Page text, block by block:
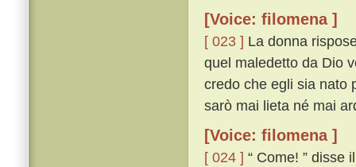
[Voice: filomena ]
[ 023 ] La donna
quel maledetto da Dio
credo che egli sia nato
sarò mai lieta né mai
[Voice: filomena ]
[ 024 ] “ Come! ” disse